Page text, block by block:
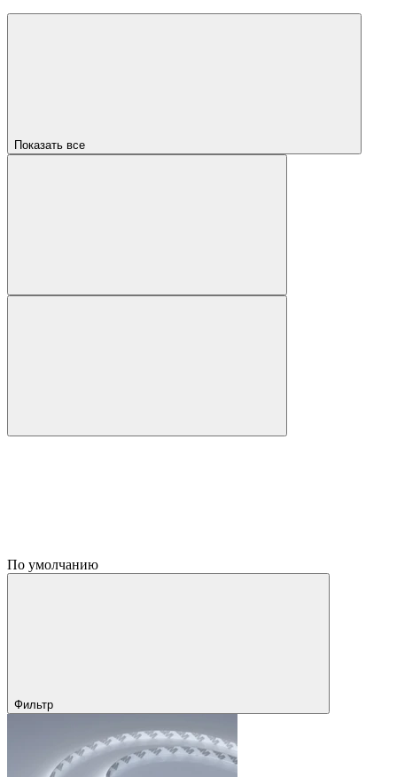
Показать все
По умолчанию
Фильтр